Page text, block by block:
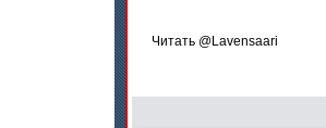
Читать @Lavensaari